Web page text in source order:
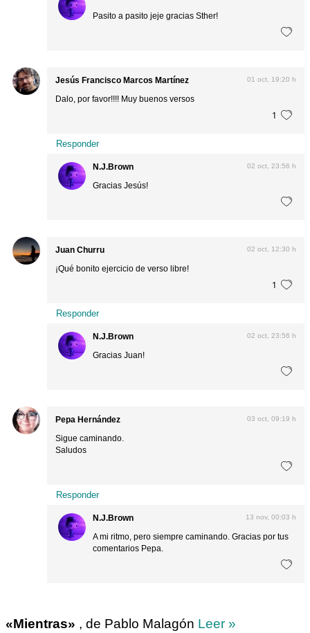
Pasito a pasito jeje gracias Sther!
Jesús Francisco Marcos Martínez 01 oct, 19:20 h
Dalo, por favor!!!! Muy buenos versos
1
Responder
N.J.Brown 02 oct, 23:56 h
Gracias Jesús!
Juan Churru 02 oct, 12:30 h
¡Qué bonito ejercicio de verso libre!
1
Responder
N.J.Brown 02 oct, 23:56 h
Gracias Juan!
Pepa Hernández 03 oct, 09:19 h
Sigue caminando.
Saludos
Responder
N.J.Brown 13 nov, 00:03 h
A mi ritmo, pero siempre caminando. Gracias por tus
comentarios Pepa.
«Mientras» , de Pablo Malagón Leer »